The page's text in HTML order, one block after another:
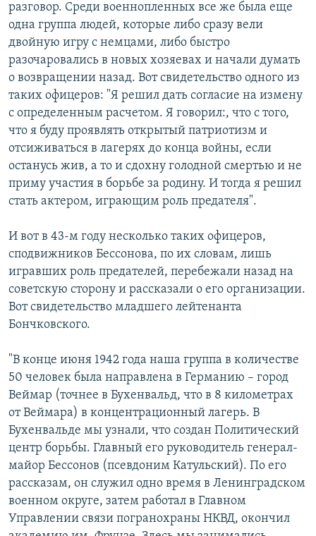
разговор. Среди военнопленных все же была еще
одна группа людей, которые либо сразу вели
двойную игру с немцами, либо быстро
разочаровались в новых хозяевах и начали думать
о возвращении назад. Вот свидетельство одного из
таких офицеров: "Я решил дать согласие на измену
с определенным расчетом. Я говорил:, что с того,
что я буду проявлять открытый патриотизм и
отсиживаться в лагерях до конца войны, если
останусь жив, а то и сдохну голодной смертью и не
приму участия в борьбе за родину. И тогда я решил
стать актером, играющим роль предателя".
И вот в 43-м году несколько таких офицеров,
сподвижников Бессонова, по их словам, лишь
игравших роль предателей, перебежали назад на
советскую сторону и рассказали о его организации.
Вот свидетельство младшего лейтенанта
Бончковского.
"В конце июня 1942 года наша группа в количестве
50 человек была направлена в Германию – город
Веймар (точнее в Бухенвальд, что в 8 километрах
от Веймара) в концентрационный лагерь. В
Бухенвальде мы узнали, что создан Политический
центр борьбы. Главный его руководитель генерал-
майор Бессонов (псевдоним Катульский). По его
рассказам, он служил одно время в Ленинградском
военном округе, затем работал в Главном
Управлении связи погранохраны НКВД, окончил